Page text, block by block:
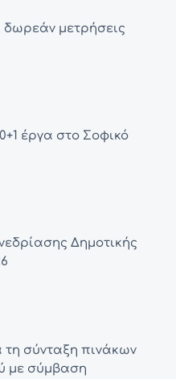
δωρεάν μετρήσεις
έργα στο Σοφικό
Δημοτικής
τη σύνταξη πινάκων
με σύμβαση